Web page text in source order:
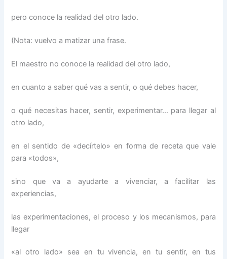
pero conoce la realidad del otro lado.
(Nota: vuelvo a matizar una frase.
El maestro no conoce la realidad del otro lado,
en cuanto a saber qué vas a sentir, o qué debes hacer,
o qué necesitas hacer, sentir, experimentar… para llegar al
otro lado,
en el sentido de «decírtelo» en forma de receta que vale
para «todos»,
sino que va a ayudarte a vivenciar, a facilitar las
experiencias,
las experimentaciones, el proceso y los mecanismos, para
llegar
«al otro lado» sea en tu vivencia, en tu sentir, en tus